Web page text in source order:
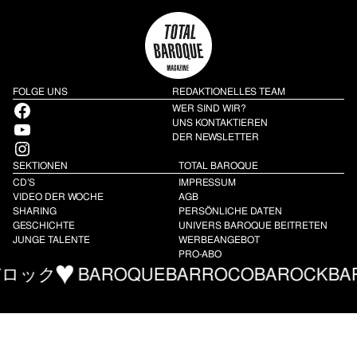
FOLGE UNS
Facebook
YouTube
Instagram
SEKTIONEN
CD’S
VIDEO DER WOCHE
SHARING
GESCHICHTE
JUNGE TALENTE
REDAKTIONELLES TEAM
WER SIND WIR?
UNS KONTAKTIEREN
DER NEWSLETTER
TOTAL BAROQUE
IMPRESSUM
AGB
PERSÖNLICHE DATEN
UNIVERS BAROQUE BEITRETEN
WERBEANGEBOT
PRO-ABO
ク BAROQUEBARROCOBAROCK